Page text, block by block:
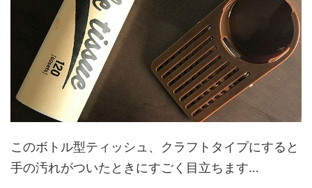
このボトル型ティッシュ、クラフトタイプにすると
手の汚れがついたときにすごく目立ちます…